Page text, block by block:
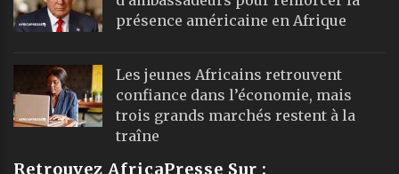
présence américaine en Afrique
Les jeunes Africains retrouvent
confiance dans l’économie, mais
trois grands marchés restent à la
traîne
Retrouvez AfricaPresse Sur :